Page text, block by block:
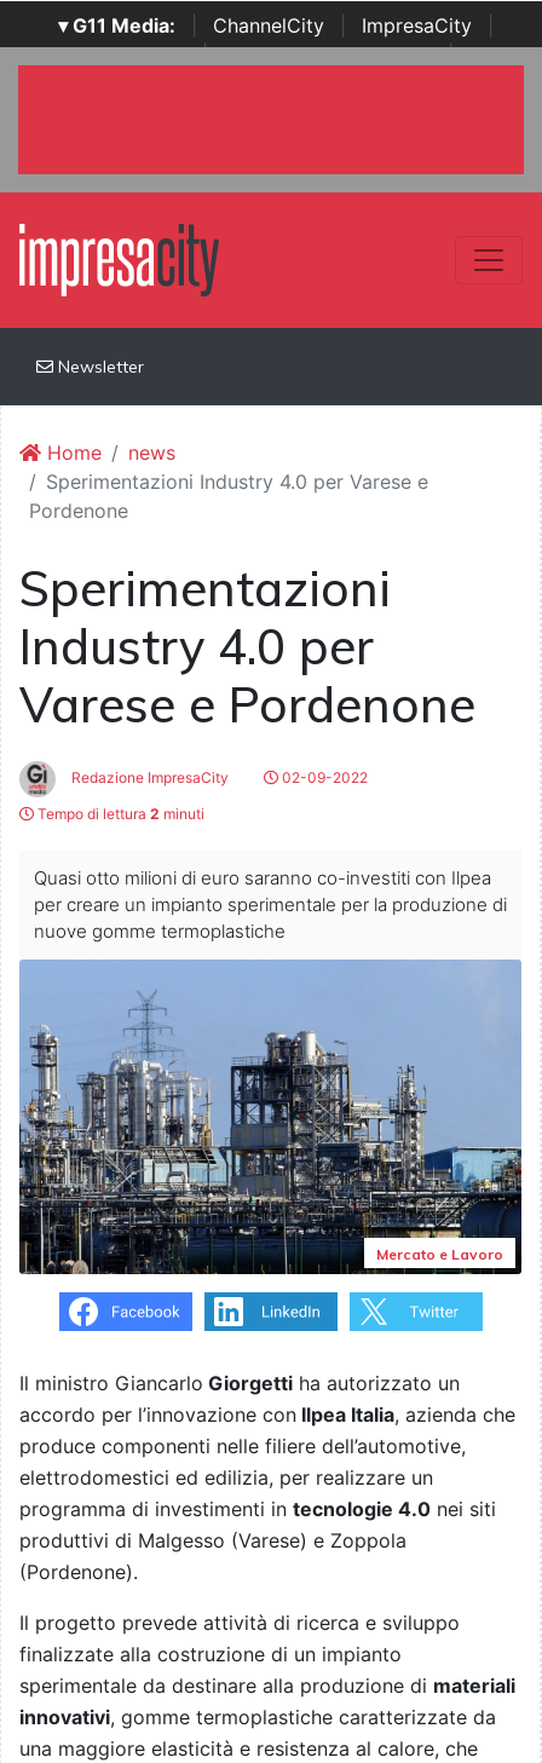
▾ G11 Media: ChannelCity ImpresaCity
SecurityOpenLab | Italian Channel Awards | Italian
Newsletter
Home
news
Sperimentazioni Industry 4.0 per Varese e
Pordenone
Sperimentazioni
Industry 4.0 per
Varese e Pordenone
Redazione ImpresaCity
02-09-2022
Tempo di lettura 2 minuti
Quasi otto milioni di euro saranno co-investiti con Ilpea
per creare un impianto sperimentale per la produzione di
nuove gomme termoplastiche
Mercato e Lavoro
Il ministro Giancarlo Giorgetti ha autorizzato un
accordo per l’innovazione con Ilpea Italia, azienda che
produce componenti nelle filiere dell’automotive,
elettrodomestici ed edilizia, per realizzare un
programma di investimenti in tecnologie 4.0 nei siti
produttivi di Malgesso (Varese) e Zoppola
(Pordenone).
Il progetto prevede attività di ricerca e sviluppo
finalizzate alla costruzione di un impianto
sperimentale da destinare alla produzione di materiali
innovativi, gomme termoplastiche caratterizzate da
una maggiore elasticità e resistenza al calore, che